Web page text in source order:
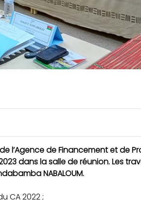
l’Agence de Financement et de
dans la salle de réunion. Les
NABALOUM.
CA 2022 ;